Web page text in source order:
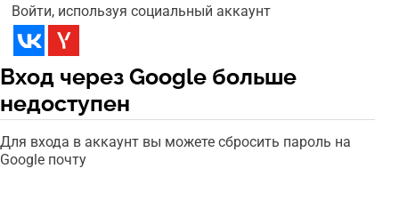
Войти, используя социальный аккаунт
Вход через Google больше
недоступен
Для входа в аккаунт вы можете сбросить пароль на
Google почту